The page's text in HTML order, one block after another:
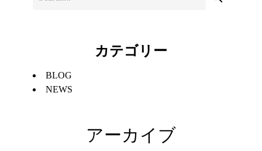
カテゴリー
BLOG
NEWS
アーカイブ